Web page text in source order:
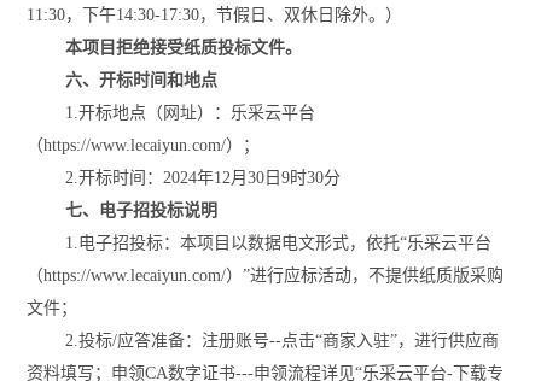
11:30，下午14:30-17:30，节假日、双休日除外。）
本项目拒绝接受纸质投标文件。
六、开标时间和地点
1.开标地点（网址）：乐采云平台
（https://www.lecaiyun.com/）；
2.开标时间：2024年12 月30 日9时30分
七、电子招投标说明
1.电子招投标：本项目以数据电文形式，依托“乐采云平台
（https://www.lecaiyun.com/）”进行应标活动，不提供纸质版采购
文件；
2.投标/应答准备：注册账号--点击“商家入驻”，进行供应商
资料填写；申领CA数字证书---申领流程详见“乐采云平台-下载专